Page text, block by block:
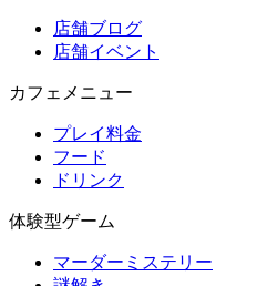
店舗ブログ
店舗イベント
カフェメニュー
プレイ料金
フード
ドリンク
体験型ゲーム
マーダーミステリー